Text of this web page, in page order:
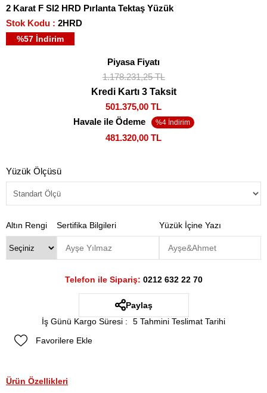
2 Karat F SI2 HRD Pırlanta Tektaş Yüzük
Stok Kodu
2HRD
%57 İndirim
Piyasa Fiyatı
1.178.231,25 TL
Kredi Kartı 3 Taksit
501.375,00 TL
Havale ile Ödeme
481.320,00 TL
Yüzük Ölçüsü
Altın Rengi Sertifika Bilgileri Yüzük İçine Yazı
Telefon ile Sipariş: 0212 632 22 70
Paylaş
İş Günü Kargo Süresi :
5 Tahmini Teslimat Tarihi
Favorilere Ekle
Ürün Özellikleri